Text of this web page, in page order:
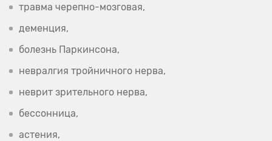
травма черепно-мозговая,
деменция,
болезнь Паркинсона,
невралгия тройничного нерва,
неврит зрительного нерва,
бессонница,
астения,